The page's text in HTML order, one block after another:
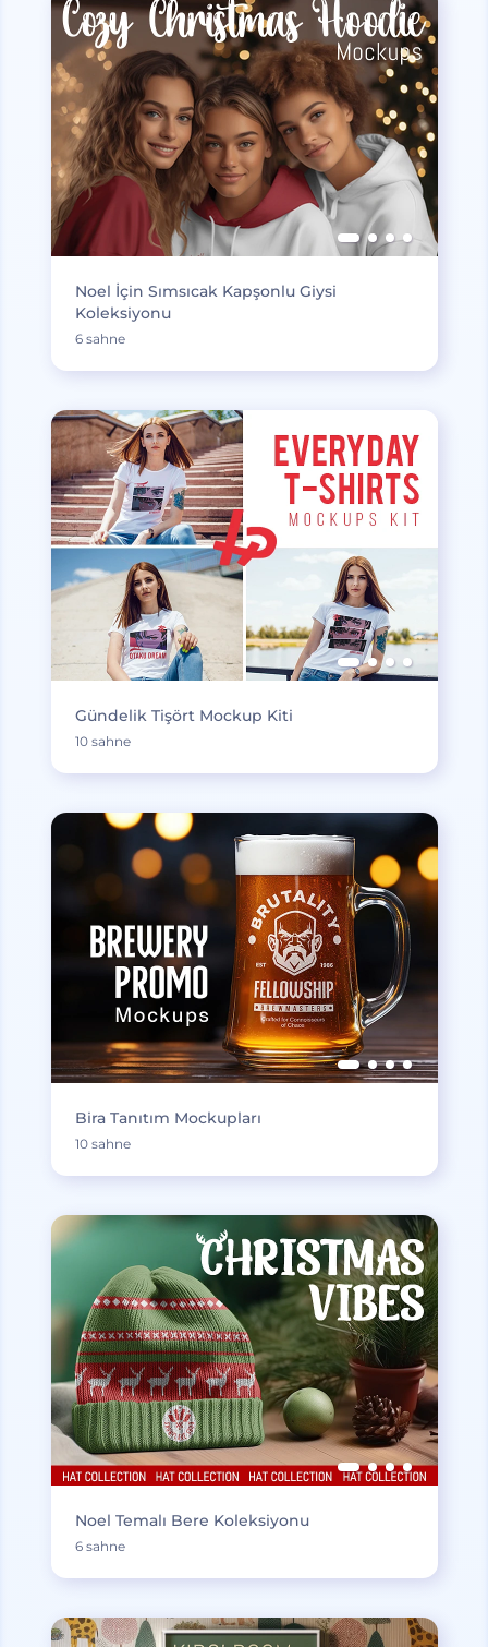
Noel İçin Sımsıcak Kapşonlu Giysi
Koleksiyonu
6 sahne
Gündelik Tişört Mockup Kiti
10 sahne
Bira Tanıtım Mockupları
10 sahne
Noel Temalı Bere Koleksiyonu
6 sahne